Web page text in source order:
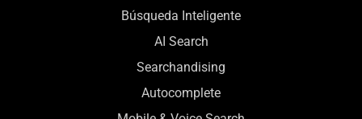
Búsqueda Inteligente
AI Search
Searchandising
Autocomplete